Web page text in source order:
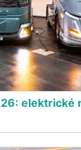
elektrické